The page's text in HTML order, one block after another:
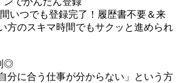
いつでも登録完了！履歴書不要＆来
方のスキマ時間でもサクッと進められ
◎
分に合う仕事が分からない」という方